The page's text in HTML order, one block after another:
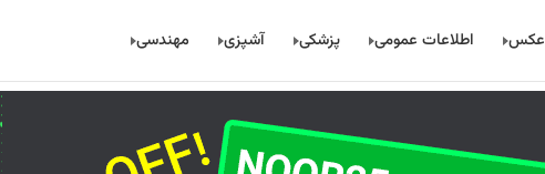
عکس اطلاعات عمومی پزشکی آشپزی مهندسی